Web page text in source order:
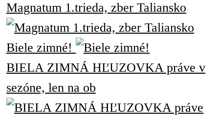
Magnatum 1.trieda, zber Taliansko
Biele zimné!
BIELA ZIMNÁ HĽUZOVKA práve v
sezóne, len na ob